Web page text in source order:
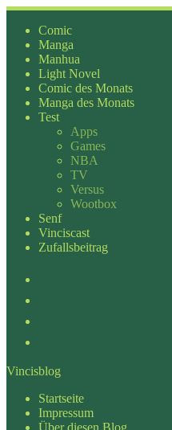
Zum
Inhalt
springen
Comic
Manga
Manhua
Light Novel
Comic des Monats
Manga des Monats
Test
Apps
Games
NBA
TV
Versus
Wootbox
Senf
Vinciscast
Zufallsbeitrag
Vincisblog
Startseite
Impressum
Über diesen Blog